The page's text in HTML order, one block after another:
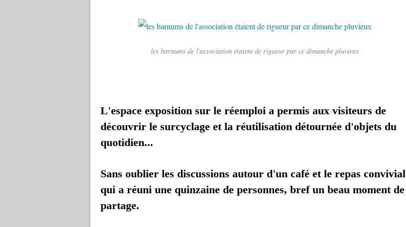
les barnums de l'association étaient de rigueur par ce dimanche pluvieux
L'espace exposition sur le réemploi a permis aux visiteurs de
découvrir le surcyclage et la réutilisation détournée d'objets du
quotidien...
Sans oublier les discussions autour d'un café et le repas convivial
qui a réuni une quinzaine de personnes, bref un beau moment de
partage.